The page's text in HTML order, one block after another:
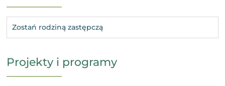
Zostań rodziną zastępczą
Projekty i programy